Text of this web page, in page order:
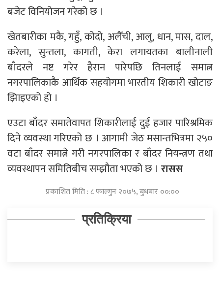
बजेट विनियोजन गरेको छ ।
खेतबारीका मकै, गहुँ, कोदो, अलैँची, आलु, धान, मास, दाल,
करेला, सुन्तला, कागती, केरा लगायतका बालीनाली
बाँदरले नष्ट गरेर हैरान पारेपछि तिनलाई समात्न
नगरपालिकाकै आर्थिक सहयोगमा भारतीय शिकारी खोटाङ
झिाइएको हो ।
एउटा बाँदर समातेवापत शिकारीलाई दुई हजार पारिश्रमिक
दिने व्यवस्था गरिएको छ । आगामी जेठ मसान्तभित्रमा २५०
वटा बाँदर समात्ने गरी नगरपालिका र बाँदर नियन्त्रण तथा
व्यवस्थापन समितिबीच सम्झौता भएको छ । रासस
प्रकाशित मिति : ८ फाल्गुन २०७५, बुधबार ००:००
प्रतिक्रिया